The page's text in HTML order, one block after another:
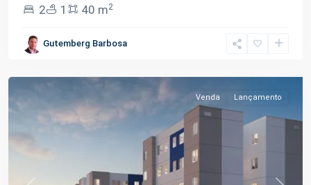
2
1 40 m2
Gutemberg Barbosa
Açu ,
Venda Lançamento